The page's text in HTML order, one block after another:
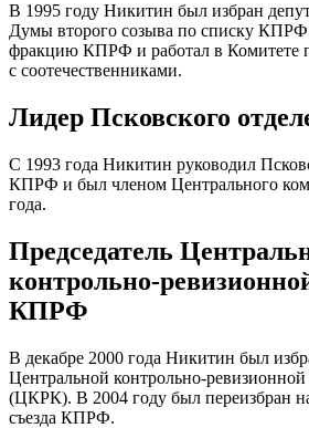
В 1995 году Никитин был избран
Думы второго созыва по списку
фракцию КПРФ и работал в Комитете
с соотечественниками.
Лидер Псковского
С 1993 года Никитин руководил
КПРФ и был членом Центрального
года.
Председатель
контрольно-
КПРФ
В декабре 2000 года Никитин был
Центральной контрольно-
(ЦКРК). В 2004 году был переизбран
съезда КПРФ.